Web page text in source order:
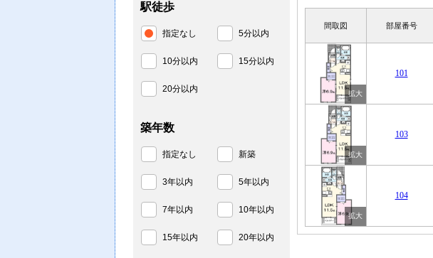
間取図 部屋番号
101
103
104
駅徒歩
指定なし 5分以内
10分以内 15分以内
20分以内
築年数
指定なし 新築
3年以内 5年以内
7年以内 10年以内
15年以内 20年以内